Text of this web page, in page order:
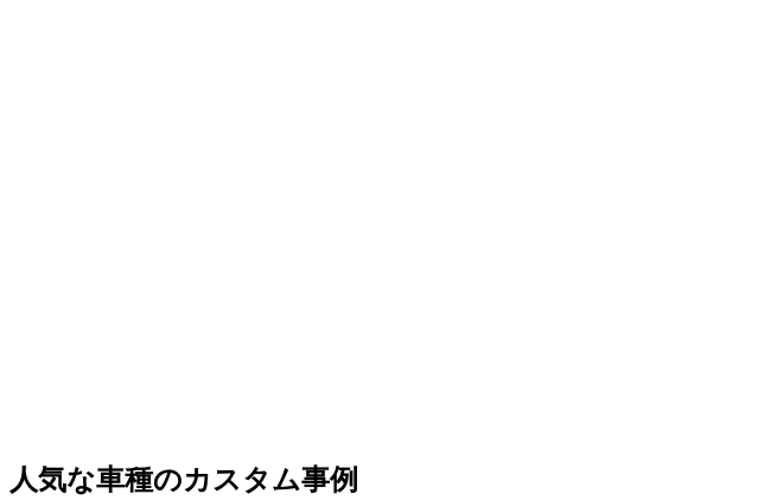
人気な車種のカスタム事例